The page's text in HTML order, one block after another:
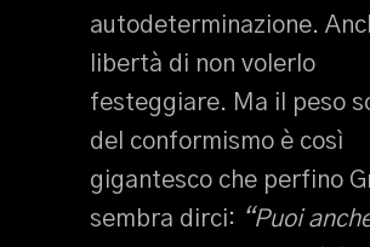
autodeterminazione.
libertà di non volerlo
festeggiare. Ma il peso
del conformismo è così
gigantesco che perfino
sembra dirci: “Puoi